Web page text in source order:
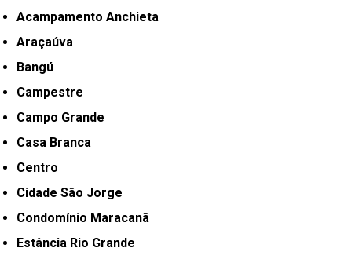
Acampamento Anchieta
Araçaúva
Bangú
Campestre
Campo Grande
Casa Branca
Centro
Cidade São Jorge
Condomínio Maracanã
Estância Rio Grande